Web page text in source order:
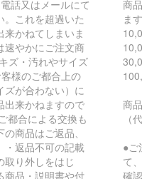
話又はメールにて
。これを超過いた
来かねてしまいま
速やかにご注文商
ズ・汚れやサイズ
様のご都合上の
ズが合わない）に
出来かねますので
都合による交換も
商品はご返品、
・返品不可の記載
取り外しをはじ
商品・説明書や付
商
ます
商
（
●ご
て
確